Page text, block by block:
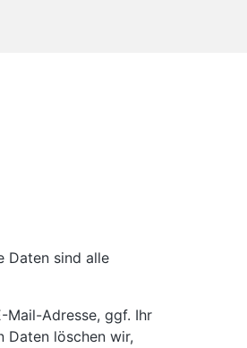
Daten sind alle
Mail-Adresse, ggf. Ihr
Daten löschen wir,